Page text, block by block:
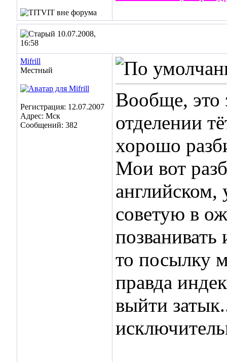
10.07.2008,
16:58
Mifrill
Местный
Регистрация: 12.07.2007
Адрес: Мск
Сообщений: 382
Вообще, это
отделении
хорошо
Мои вот
английском,
советую в
то посылку
правда
выйти